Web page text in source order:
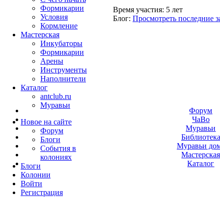
Время участия: 5 лет
Блог: Просмотреть последние
Формикарии
Условия
Кормление
Мастерская
Инкубаторы
Формикарии
Арены
Инструменты
Наполнители
Каталог
antclub.ru
Муравьи
Новое на сайте
Форум
Блоги
События в
колониях
Блоги
Колонии
Войти
Peгиcтpaция
Форум
ЧаВо
Муравьи
Библиотека
Муравьи
Мастерская
Каталог